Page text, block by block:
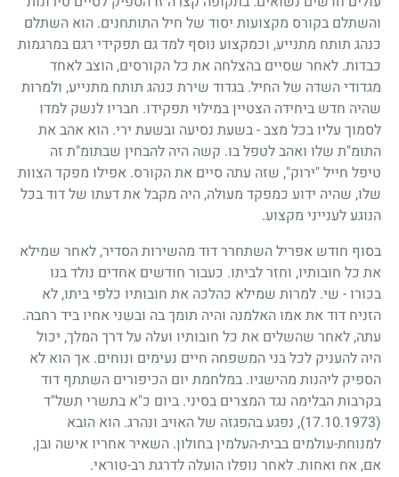
והשתלם בקורס מקצועות יסוד של חיל התותחנים. הוא השתלם
כנהג תותח מתנייע, וכמקצוע נוסף למד גם תפקידי רגם במרגמות
כבדות. לאחר שסיים בהצלחה את כל הקורסים, הוצב לאחד
מגדודי השדה של החיל. בגדוד שירת כנהג תותח מתנייע, ולמרות
שהיה חדש ביחידה הצטיין במילוי תפקידו. חבריו לנשק למדו
לסמוך עליו בכל מצב-בשעת נסיעה ובשעת ירי. הוא אהב את
התומ"ת שלו ואהב לטפל בו. קשה היה להבחין שבתומ"ת זה
טיפל חייל "ירוק", שזה עתה סיים את הקורס. אפילו מפקד הצוות
שלו, שהיה ידוע כמפקד מעולה, היה מקבל את דעתו של דוד בכל
הנוגע לענייני מקצוע.
בסוף חודש אפריל השתחרר דוד מהשירות הסדיר, לאחר שמילא
את כל חובותיו, וחזר לביתו. כעבור חודשים אחדים נולד בנו
בכורו- שי. למרות שמילא כהלכה את חובותיו כלפי ביתו, לא
הזניח דוד את אמו האלמנה והיה תומך בה ובשני אחיו ביד רחבה.
עתה, לאחר שהשלים את כל חובותיו ועלה על דרך המלך, יכול
היה להעניק לכל בני המשפחה חיים נעימים ונוחים. אך הוא לא
הספיק ליהנות מהישגיו. במלחמת יום הכיפורים השתתף דוד
בקרבות הבלימה נגד המצרים בסיני. ביום כ"א בתשרי תשל"ד
(17.10.1973)
, נפגע בהפגזה של האויב ונהרג. הוא הובא
למנוחת-עולמים בבית-העלמין בחולון. השאיר אחריו אישה ובן,
אם, אח ואחות. לאחר נופלו הועלה לדרגת רב-טוראי.